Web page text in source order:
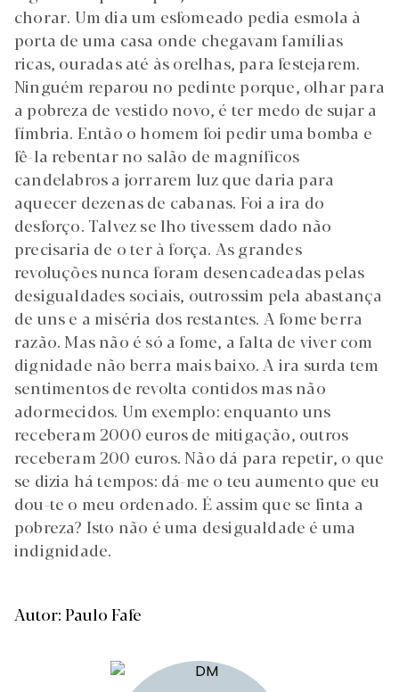
chorar. Um dia um esfomeado pedia esmola à
porta de uma casa onde chegavam famílias
ricas, ouradas até às orelhas, para festejarem.
Ninguém reparou no pedinte porque, olhar para
a pobreza de vestido novo, é ter medo de sujar a
fímbria. Então o homem foi pedir uma bomba e
fê-la rebentar no salão de magníficos
candelabros a jorrarem luz que daria para
aquecer dezenas de cabanas. Foi a ira do
desforço. Talvez se lho tivessem dado não
precisaria de o ter à força. As grandes
revoluções nunca foram desencadeadas pelas
desigualdades sociais, outrossim pela abastança
de uns e a miséria dos restantes. A fome berra
razão. Mas não é só a fome, a falta de viver com
dignidade não berra mais baixo. A ira surda tem
sentimentos de revolta contidos mas não
adormecidos. Um exemplo: enquanto uns
receberam 2000 euros de mitigação, outros
receberam 200 euros. Não dá para repetir, o que
se dizia há tempos: dá-me o teu aumento que eu
dou-te o meu ordenado. É assim que se finta a
pobreza? Isto não é uma desigualdade é uma
indignidade.
Autor: Paulo Fafe